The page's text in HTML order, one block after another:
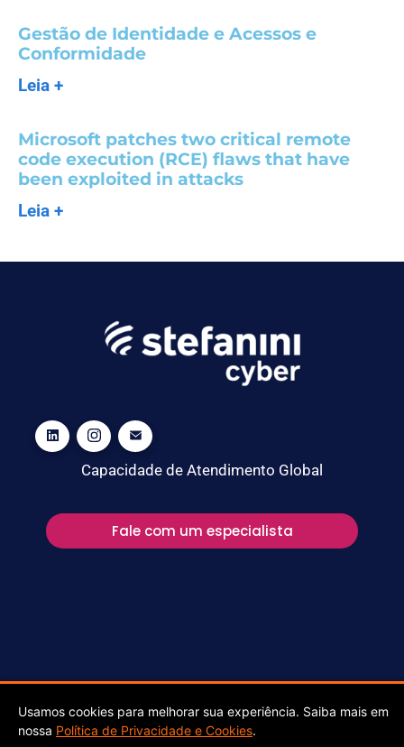
Gestão de Identidade e Acessos e
Conformidade
Leia +
Microsoft patches two critical remote
code execution (RCE) flaws that have
been exploited in attacks
Leia +
Capacidade de Atendimento Global
Fale com um especialista
Usamos cookies para melhorar sua experiência. Saiba mais em
nossa Política de Privacidade e Cookies.